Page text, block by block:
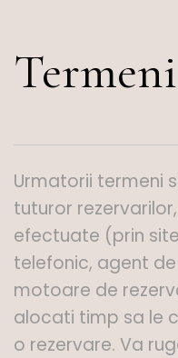
Urmatorii termeni
tuturor
efectuate (prin
telefonic, agent
motoare de
alocati timp sa le
o rezervare. Va